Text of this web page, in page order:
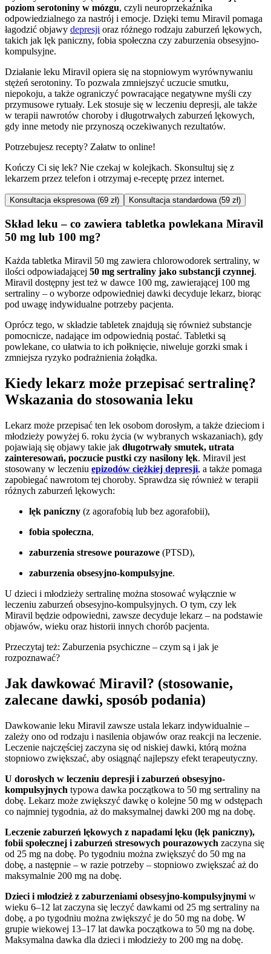
poziom serotoniny w mózgu, czyli neuroprzekaźnika
odpowiedzialnego za nastrój i emocje. Dzięki temu Miravil pomaga
łagodzić objawy depresji oraz różnego rodzaju zaburzeń lękowych,
takich jak lęk paniczny, fobia społeczna czy zaburzenia obsesyjno-
kompulsyjne.
Działanie leku Miravil opiera się na stopniowym wyrównywaniu
stężeń serotoniny. To pozwala zmniejszyć uczucie smutku,
niepokoju, a także ograniczyć powracające negatywne myśli czy
przymusowe rytuały. Lek stosuje się w leczeniu depresji, ale także
w terapii nawrotów choroby i długotrwałych zaburzeń lękowych,
gdy inne metody nie przynoszą oczekiwanych rezultatów.
Potrzebujesz recepty? Załatw to online!
Kończy Ci się lek? Nie czekaj w kolejkach. Skonsultuj się z
lekarzem przez telefon i otrzymaj e-receptę przez internet.
Konsultacja ekspresowa (69 zł) Konsultacja standardowa (59 zł)
Skład leku – co zawiera tabletka powlekana Miravil
50 mg lub 100 mg?
Każda tabletka Miravil 50 mg zawiera chlorowodorek sertraliny, w
ilości odpowiadającej 50 mg sertraliny jako substancji czynnej.
Miravil dostępny jest też w dawce 100 mg, zawierającej 100 mg
sertraliny – o wyborze odpowiedniej dawki decyduje lekarz, biorąc
pod uwagę indywidualne potrzeby pacjenta.
Oprócz tego, w składzie tabletek znajdują się również substancje
pomocnicze, nadające im odpowiednią postać. Tabletki są
powlekane, co ułatwia to ich połknięcie, niweluje gorzki smak i
zmniejsza ryzyko podrażnienia żołądka.
Kiedy lekarz może przepisać sertralinę?
Wskazania do stosowania leku
Lekarz może przepisać ten lek osobom dorosłym, a także dzieciom i
młodzieży powyżej 6. roku życia (w wybranych wskazaniach), gdy
pojawiają się objawy takie jak długotrwały smutek, utrata
zainteresowań, poczucie pustki czy nasilony lęk. Miravil jest
stosowany w leczeniu epizodów ciężkiej depresji, a także pomaga
zapobiegać nawrotom tej choroby. Sprawdza się również w terapii
różnych zaburzeń lękowych:
lęk paniczny (z agorafobią lub bez agorafobii),
fobia społeczna,
zaburzenia stresowe pourazowe (PTSD),
zaburzenia obsesyjno-kompulsyjne.
U dzieci i młodzieży sertralinę można stosować wyłącznie w
leczeniu zaburzeń obsesyjno-kompulsyjnych. O tym, czy lek
Miravil będzie odpowiedni, zawsze decyduje lekarz – na podstawie
objawów, wieku oraz historii innych chorób pacjenta.
Przeczytaj też: Zaburzenia psychiczne – czym są i jak je
rozpoznawać?
Jak dawkować Miravil? (stosowanie,
zalecane dawki, sposób podania)
Dawkowanie leku Miravil zawsze ustala lekarz indywidualnie –
zależy ono od rodzaju i nasilenia objawów oraz reakcji na leczenie.
Leczenie najczęściej zaczyna się od niskiej dawki, którą można
stopniowo zwiększać, aby osiągnąć najlepszy efekt terapeutyczny.
U dorosłych w leczeniu depresji i zaburzeń obsesyjno-
kompulsyjnych typowa dawka początkowa to 50 mg sertraliny na
dobę. Lekarz może zwiększyć dawkę o kolejne 50 mg w odstępach
co najmniej tygodnia, aż do maksymalnej dawki 200 mg na dobę.
Leczenie zaburzeń lękowych z napadami lęku (lęk paniczny),
fobii społecznej i zaburzeń stresowych pourazowych zaczyna się
od 25 mg na dobę. Po tygodniu można zwiększyć do 50 mg na
dobę, a następnie – w razie potrzeby – stopniowo zwiększać aż do
maksymalnie 200 mg na dobę.
Dzieci i młodzież z zaburzeniami obsesyjno-kompulsyjnymi w
wieku 6–12 lat zaczyna się leczyć dawkami od 25 mg sertraliny na
dobę, a po tygodniu można zwiększyć je do 50 mg na dobę. W
grupie wiekowej 13–17 lat dawka początkowa to 50 mg na dobę.
Maksymalna dawka dla dzieci i młodzieży to 200 mg na dobę.